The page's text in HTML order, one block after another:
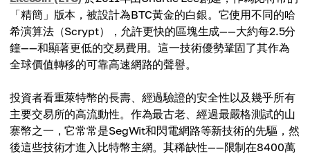
「精簡」版本，被設計為BTC黃金的白銀。它使用不同的哈
希演算法（Scrypt），允許更快的區塊生成——大約每2.5分
鐘——和顯著更低的交易費用。這一技術優勢鞏固了其作為
全球價值轉移的可靠高速網路的聲譽。
投資者看重萊特幣的長壽、經過驗證的安全性以及幾乎所有
主要交易所的高流動性。作為最古老、經過最嚴格測試的山
寨幣之一，它常常是SegWit和閃電網路等新技術的先驅，然
後這些技術才進入比特幣主網。其稀缺性——限制在8400萬